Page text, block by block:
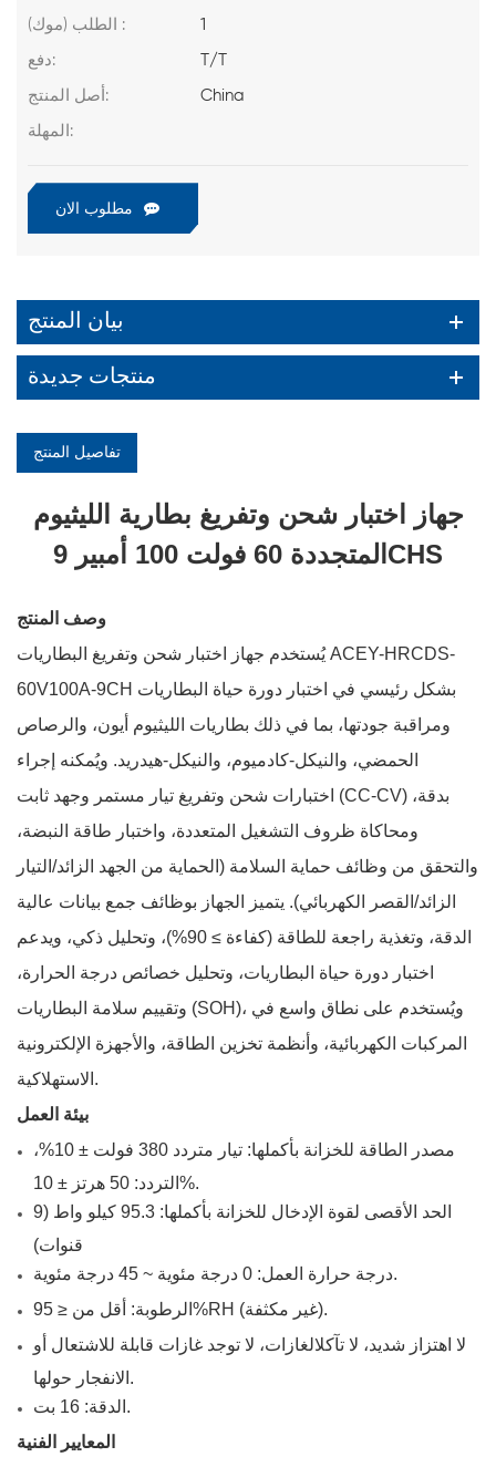
الطلب (موك) : 1
دفع: T/T
أصل المنتج: China
المهلة:
مطلوب الان
بيان المنتج
منتجات جديدة
تفاصيل المنتج
جهاز اختبار شحن وتفريغ بطارية الليثيوم
المتجددة 60 فولت 100 أمبير 9CHS
وصف المنتج
يُستخدم جهاز اختبار شحن وتفريغ البطاريات ACEY-HRCDS-
60V100A-9CH بشكل رئيسي في اختبار دورة حياة البطاريات
ومراقبة جودتها، بما في ذلك بطاريات الليثيوم أيون، والرصاص
الحمضي، والنيكل-كادميوم، والنيكل-هيدريد. ويُمكنه إجراء
اختبارات شحن وتفريغ تيار مستمر وجهد ثابت (CC-CV) بدقة،
ومحاكاة ظروف التشغيل المتعددة، واختبار طاقة النبضة،
والتحقق من وظائف حماية السلامة (الحماية من الجهد الزائد/التيار
الزائد/القصر الكهربائي). يتميز الجهاز بوظائف جمع بيانات عالية
الدقة، وتغذية راجعة للطاقة (كفاءة ≥ 90%)، وتحليل ذكي، ويدعم
اختبار دورة حياة البطاريات، وتحليل خصائص درجة الحرارة،
وتقييم سلامة البطاريات (SOH)، ويُستخدم على نطاق واسع في
المركبات الكهربائية، وأنظمة تخزين الطاقة، والأجهزة الإلكترونية
الاستهلاكية.
بيئة العمل
مصدر الطاقة للخزانة بأكملها: تيار متردد 380 فولت ± 10%،
التردد: 50 هرتز ± 10%.
الحد الأقصى لقوة الإدخال للخزانة بأكملها: 95.3 كيلو واط (9
قنوات)
درجة حرارة العمل: 0 درجة مئوية ~ 45 درجة مئوية.
الرطوبة: أقل من ≤ 95%RH (غير مكثفة).
لا اهتزاز شديد، لا تآكلالغازات، لا توجد غازات قابلة للاشتعال أو
الدقة: 16 بت.
المعايير الفنية